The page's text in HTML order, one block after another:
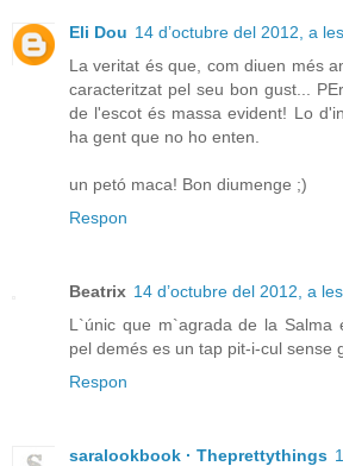
Eli Dou 14 d’octubre del 2012, a
La veritat és que, com diuen més
caracteritzat pel seu bon gust...
de l'escot és massa evident! Lo
ha gent que no ho enten.
un petó maca! Bon diumenge ;)
Respon
Beatrix 14 d’octubre del 2012, a
L`únic que m`agrada de la Salma
pel demés es un tap pit-i-cul sense
Respon
saralookbook · Theprettythings